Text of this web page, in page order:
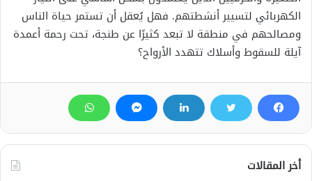
الكهربائي لتسيير أنشطتهم. فهل يُعقل أن تستمر حياة الناس
ومصالحهم في منطقة لا تبعد كثيرًا عن طنجة، تحت رحمة أعمدة
آيلة للسقوط وأسلاك تتهدد الأرواح؟
أخر المقالات